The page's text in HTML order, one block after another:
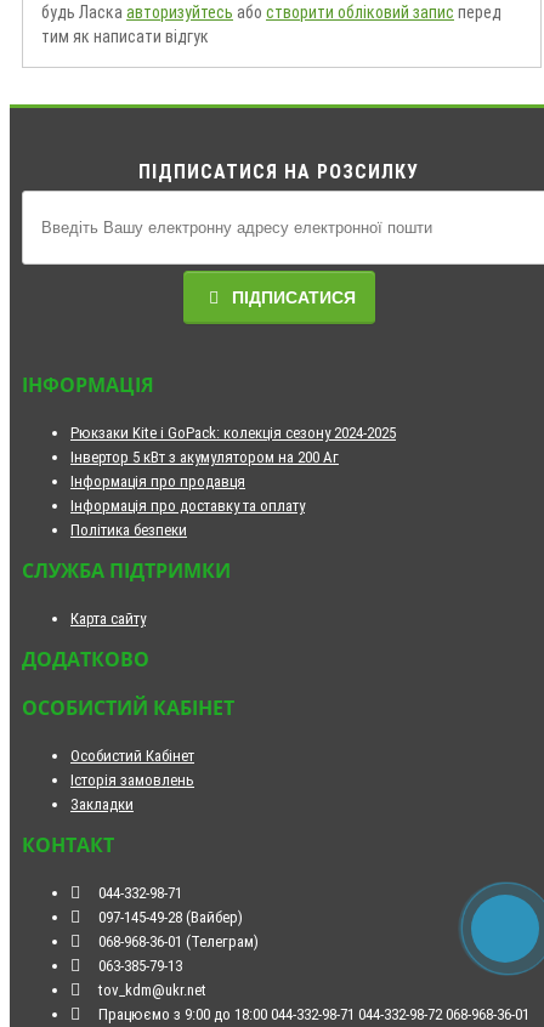
будь Ласка авторизуйтесь або створити обліковий запис перед
тим як написати відгук
ПІДПИСАТИСЯ НА РОЗСИЛКУ
ПІДПИСАТИСЯ
ІНФОРМАЦІЯ
Рюкзаки Kite і GoPack: колекція сезону 2024-2025
Інвертор 5 кВт з акумулятором на 200 Аг
Інформація про продавця
Інформація про доставку та оплату
Політика безпеки
СЛУЖБА ПІДТРИМКИ
Карта сайту
ДОДАТКОВО
ОСОБИСТИЙ КАБІНЕТ
Особистий Кабінет
Історія замовлень
Закладки
КОНТАКТ
044-332-98-71
097-145-49-28 (Вайбер)
068-968-36-01 (Телеграм)
063-385-79-13
tov_kdm@ukr.net
Працюємо з 9:00 до 18:00 044-332-98-71 044-332-98-72 068-968-36-01